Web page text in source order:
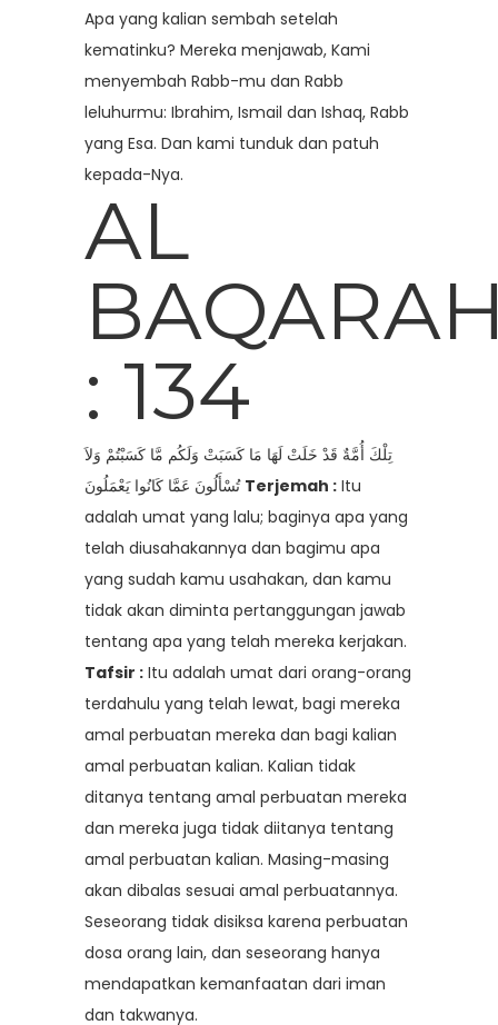
Apa yang kalian sembah setelah
kematinku? Mereka menjawab, Kami
menyembah Rabb-mu dan Rabb
leluhurmu: Ibrahim, Ismail dan Ishaq, Rabb
yang Esa. Dan kami tunduk dan patuh
kepada-Nya.
AL
: 134
تِلْكَ أُمَّةٌ قَدْ خَلَتْ لَهَا مَا كَسَبَتْ وَلَكُم مَّا كَسَبْتُمْ وَلاَ
تُسْأَلُونَ عَمَّا كَانُوا يَعْمَلُونَ Terjemah : Itu
adalah umat yang lalu; baginya apa yang
telah diusahakannya dan bagimu apa
yang sudah kamu usahakan, dan kamu
tidak akan diminta pertanggungan jawab
tentang apa yang telah mereka kerjakan.
Tafsir : Itu adalah umat dari orang-orang
terdahulu yang telah lewat, bagi mereka
amal perbuatan mereka dan bagi kalian
amal perbuatan kalian. Kalian tidak
ditanya tentang amal perbuatan mereka
dan mereka juga tidak diitanya tentang
amal perbuatan kalian. Masing-masing
akan dibalas sesuai amal perbuatannya.
Seseorang tidak disiksa karena perbuatan
dosa orang lain, dan seseorang hanya
mendapatkan kemanfaatan dari iman
dan takwanya.